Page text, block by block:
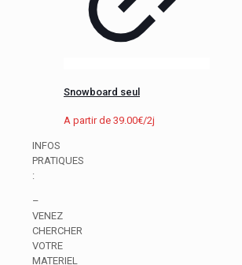
Snowboard seul
A partir de 39.00€/2j
INFOS
PRATIQUES
:
–
VENEZ
CHERCHER
VOTRE
MATERIEL